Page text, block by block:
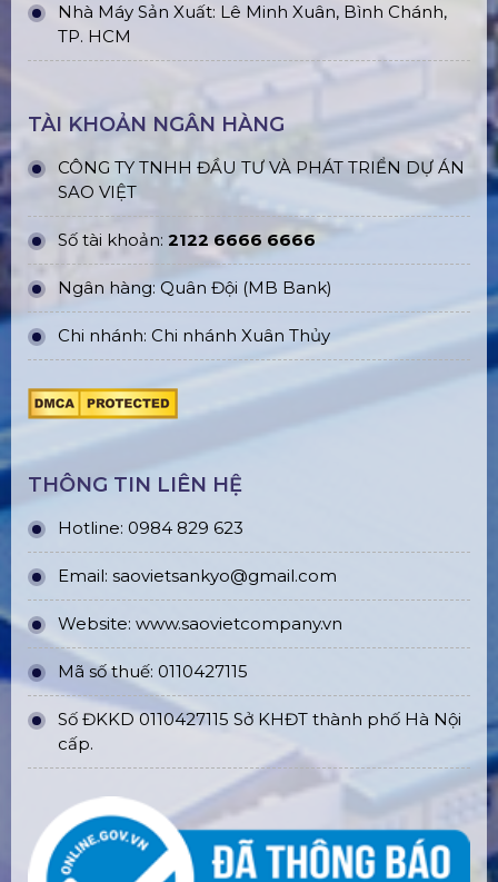
Nhà Máy Sản Xuất: Lê Minh Xuân, Bình Chánh,
TP. HCM
TÀI KHOẢN NGÂN HÀNG
CÔNG TY TNHH ĐẦU TƯ VÀ PHÁT TRIỂN DỰ ÁN
SAO VIỆT
Số tài khoản: 2122 6666 6666
Ngân hàng: Quân Đội (MB Bank)
Chi nhánh: Chi nhánh Xuân Thủy
THÔNG TIN LIÊN HỆ
Hotline: 0984 829 623
Email: saovietsankyo@gmail.com
Website: www.saovietcompany.vn
Mã số thuế: 0110427115
Số ĐKKD 0110427115 Sở KHĐT thành phố Hà Nội
cấp.